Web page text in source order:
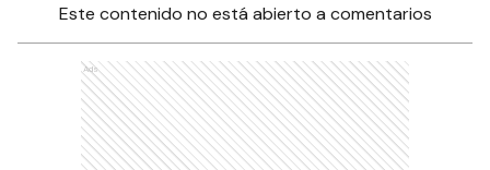
Este contenido no está abierto a comentarios
Ads